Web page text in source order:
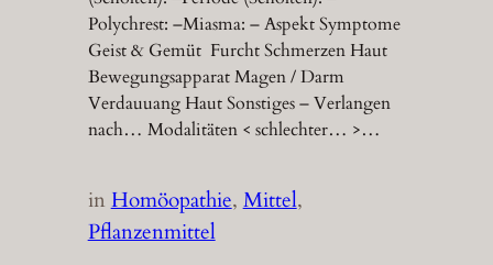
Polychrest: –Miasma: – Aspekt Symptome
Geist & Gemüt Furcht Schmerzen Haut
Bewegungsapparat Magen / Darm
Verdauuang Haut Sonstiges – Verlangen
nach… Modalitäten < schlechter… >…
inHomöopathie, Mittel
Pflanzenmittel